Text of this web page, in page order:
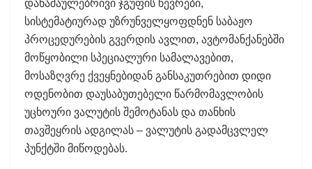
დანაშაულებრივი ჯგუფის წევრები,
სისტემატიურად უზრუნველყოფდნენ საბაჟო
პროცედურების გვერდის ავლით, ავტომანქანებში
მოწყობილი სპეციალური სამალავებით,
მოსაზღვრე ქვეყნებიდან განსაკუთრებით დიდი
ოდენობით დაუსაბუთებელი წარმომავლობის
უცხოური ვალუტის შემოტანას და თანხის
თავშეყრის ადგილას – ვალუტის გადამცვლელ
პუნქტში მიწოდებას.